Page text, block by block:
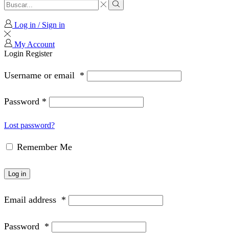
Search
input
Search
Log in / Sign in
My Account
Login Register
Username or email *
Password *
Lost password?
Remember Me
Log in
Email address *
Password *